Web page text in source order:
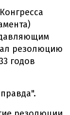
резолюцию
годов